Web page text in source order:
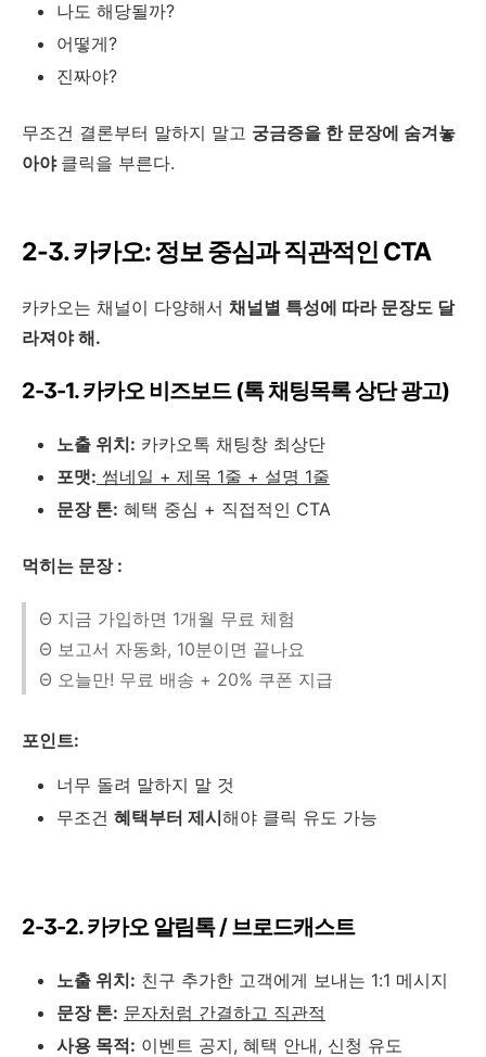
나도 해당될까?
어떻게?
진짜야?
무조건 결론부터 말하지 말고 궁금증을 한 문장에 숨겨놓
아야 클릭을 부른다.
2-3. 카카오: 정보 중심과 직관적인 CTA
카카오는 채널이 다양해서 채널별 특성에 따라 문장도 달
라져야 해.
2-3-1. 카카오 비즈보드 (톡 채팅목록 상단 광고)
노출 위치: 카카오톡 채팅창 최상단
포맷: 썸네일 + 제목 1줄 + 설명 1줄
문장 톤: 혜택 중심 + 직접적인 CTA
먹히는 문장 :
Θ 지금 가입하면 1개월 무료 체험
Θ 보고서 자동화, 10분이면 끝나요
Θ 오늘만! 무료 배송 + 20% 쿠폰 지급
포인트:
너무 돌려 말하지 말 것
무조건 혜택부터 제시해야 클릭 유도 가능
2-3-2. 카카오 알림톡 / 브로드캐스트
노출 위치: 친구 추가한 고객에게 보내는 1:1 메시지
문장 톤: 문자처럼 간결하고 직관적
사용 목적: 이벤트 공지, 혜택 안내, 신청 유도